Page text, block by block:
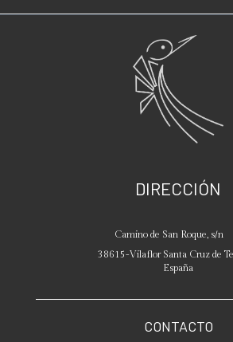
DIRECCIÓN
Camino de San Roque, s/n
38615-Vilaflor Santa Cruz de
España
CONTACTO